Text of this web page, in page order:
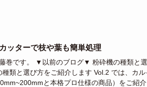
ッターで枝や葉も簡単処理
巻です。 ▼以前のブログ▼ 粉砕機の種類と
と選び方をご紹介します Vol.2 では、カル
と本格プロ仕様の商品）をご紹介